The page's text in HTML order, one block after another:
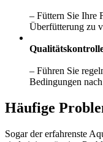
– Füttern Sie Ihre
Überfütterung zu
– Führen Sie
Bedingungen
Häufige
Sogar der erfahrenste Aquarianer kann auf Probleme stoßen. Hier